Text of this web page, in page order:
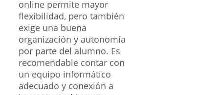
online permite mayor
flexibilidad, pero también
exige una buena
organización y autonomía
por parte del alumno. Es
recomendable contar con
un equipo informático
adecuado y conexión a